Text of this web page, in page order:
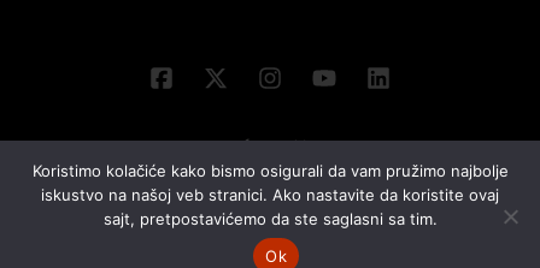
© 2026 NOVA EKONOMIJA | SVA PRAVA ZADŽANA | DEVELOPED BY
Koristimo kolačiće kako bismo osigurali da vam pružimo najbolje
iskustvo na našoj veb stranici. Ako nastavite da koristite ovaj
sajt, pretpostavićemo da ste saglasni sa tim.
Ok